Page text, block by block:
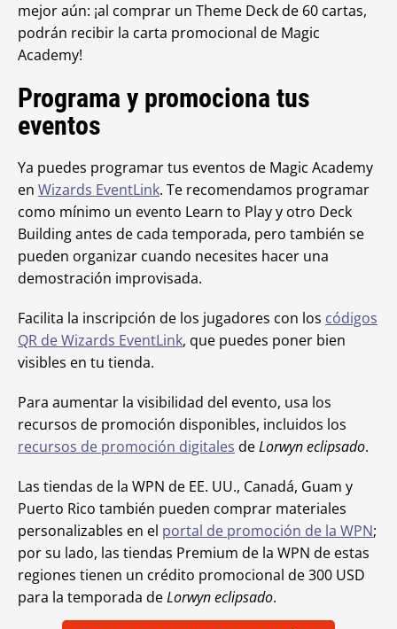
mejor aún: ¡al comprar un Theme Deck de 60 cartas,
podrán recibir la carta promocional de Magic
Academy!
Programa y promociona tus
eventos
Ya puedes programar tus eventos de Magic Academy
en Wizards EventLink. Te recomendamos programar
como mínimo un evento Learn to Play y otro Deck
Building antes de cada temporada, pero también se
pueden organizar cuando necesites hacer una
demostración improvisada.
Facilita la inscripción de los jugadores con los códigos
QR de Wizards EventLink, que puedes poner bien
visibles en tu tienda.
Para aumentar la visibilidad del evento, usa los
recursos de promoción disponibles, incluidos los
recursos de promoción digitales deLorwyn eclipsado.
Las tiendas de la WPN de EE. UU., Canadá, Guam y
Puerto Rico también pueden comprar materiales
personalizables en el portal de promoción de la WPN;
por su lado, las tiendas Premium de la WPN de estas
regiones tienen un crédito promocional de 300 USD
para la temporada deLorwyn eclipsado.